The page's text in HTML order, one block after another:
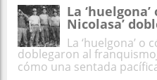
La
Nicolasa’
La ‘huelgona’ o
doblegaron al
cómo una sentada